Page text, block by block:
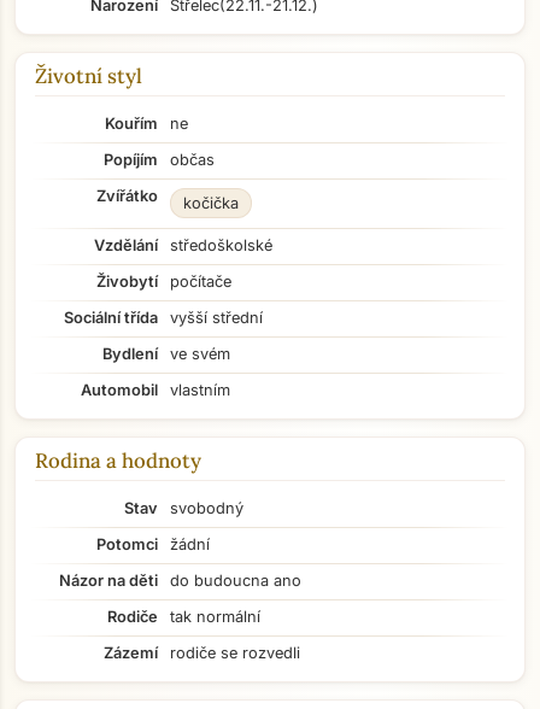
Přejít na hlavní obsah
Narození
Střelec(22.11.-21.12.)
Životní styl
Kouřím
ne
Popíjím
občas
Zvířátko
kočička
Vzdělání
středoškolské
Živobytí
počítače
Sociální třída
vyšší střední
Bydlení
ve svém
Automobil
vlastním
Rodina a hodnoty
Stav
svobodný
Potomci
žádní
Názor na děti
do budoucna ano
Rodiče
tak normální
Zázemí
rodiče se rozvedli